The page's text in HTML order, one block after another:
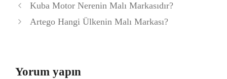
Kuba Motor Nerenin Malı Markasıdır?
Artego Hangi Ülkenin Malı Markası?
Yorum yapın